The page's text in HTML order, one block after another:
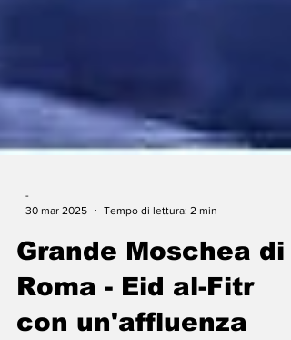
30 mar 2025
Tempo di lettura: 2 min
Grande Moschea di
Roma - Eid al-Fitr